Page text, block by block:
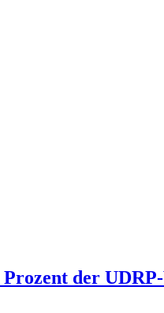
der